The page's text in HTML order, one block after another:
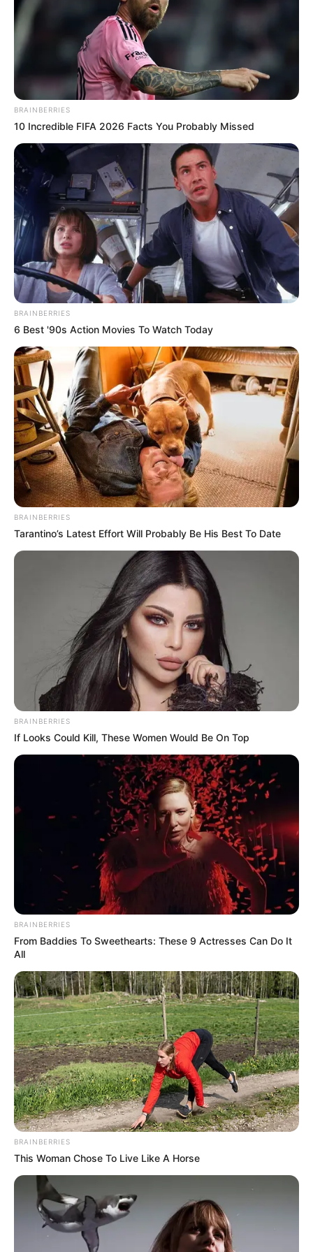
Seni Menarik
Serem! 9 Chat Ojek Online &
Pelanggan Ini Bikin Auto
Merinding
Bikin Ngakak, 10 Potret
Cosplay Murah Pakai Bahan
Seadanya
Anti Mainstream, 10 Cara
Membawa Barang Belanjaan
Versi Warga Thailand
Langka Banget! 10 Pose Lucu
Katak yang Bikin Ketawa
Gemes
Ambyar! 10 Kalimat Baper
Pakai Bahasa Jawa Ini Bikin
Galau Abis
BRAINBERRIES
10 Incredible FIFA 2026 Facts You Probably Missed
BRAINBERRIES
6 Best '90s Action Movies To Watch Today
BRAINBERRIES
Tarantino’s Latest Effort Will Probably Be His Best To Date
BRAINBERRIES
If Looks Could Kill, These Women Would Be On Top
BRAINBERRIES
From Baddies To Sweethearts: These 9 Actresses Can Do It
All
BRAINBERRIES
This Woman Chose To Live Like A Horse